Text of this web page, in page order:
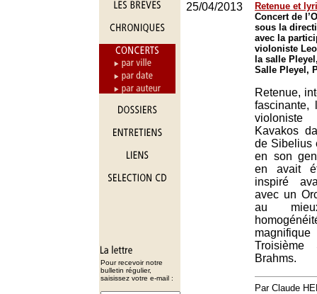
Pour recevoir notre
bulletin régulier,
saisissez votre e-mail :
25/04/2013
Retenue et
Concert de
sous la
avec la
violoniste
la salle
Salle Pleyel,
Retenue,
fascinante,
Kavakos
de Sibelius
en son
en avait
inspiré
avec un
au
Troisième
Brahms.
Par Claude